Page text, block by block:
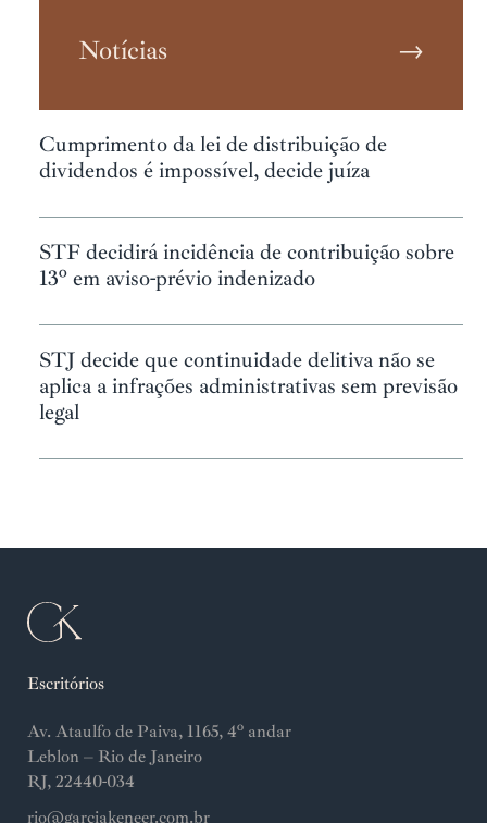
Notícias →
Cumprimento da lei de distribuição de
dividendos é impossível, decide juíza
STF decidirá incidência de contribuição sobre
13º em aviso-prévio indenizado
STJ decide que continuidade delitiva não se
aplica a infrações administrativas sem previsão
legal
Escritórios
Av. Ataulfo de Paiva, 1165, 4º andar
Leblon – Rio de Janeiro
RJ, 22440-034
rio@garciakeneer.com.br